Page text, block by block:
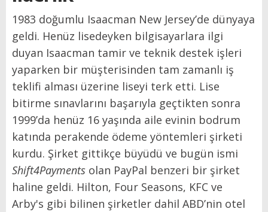
1983 doğumlu Isaacman New Jersey’de dünyaya
geldi. Henüz lisedeyken bilgisayarlara ilgi
duyan Isaacman tamir ve teknik destek işleri
yaparken bir müşterisinden tam zamanlı iş
teklifi alması üzerine liseyi terk etti. Lise
bitirme sınavlarını başarıyla geçtikten sonra
1999’da henüz 16 yaşında aile evinin bodrum
katında perakende ödeme yöntemleri şirketi
kurdu. Şirket gittikçe büyüdü ve bugün ismi
Shift4Payments olan PayPal benzeri bir şirket
haline geldi. Hilton, Four Seasons, KFC ve
Arby's gibi bilinen şirketler dahil ABD’nin otel